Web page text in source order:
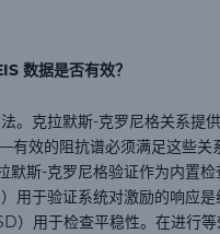
数据是否有效？
。克拉默斯-克罗尼格关系提
有效的阻抗谱必须满足这些关
默斯-克罗尼格验证作为内置检
用于验证系统对激励的响应
）用于检查平稳性。在进行